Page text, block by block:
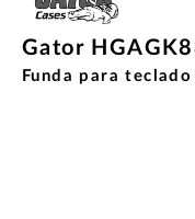
Gator
Funda para